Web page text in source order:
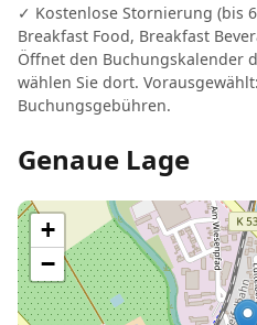
✓ Kostenlose Stornierung (bis
Breakfast Food, Breakfast
Öffnet den Buchungskalender
wählen Sie dort.
Buchungsgebühren.
Genaue Lage
+
−